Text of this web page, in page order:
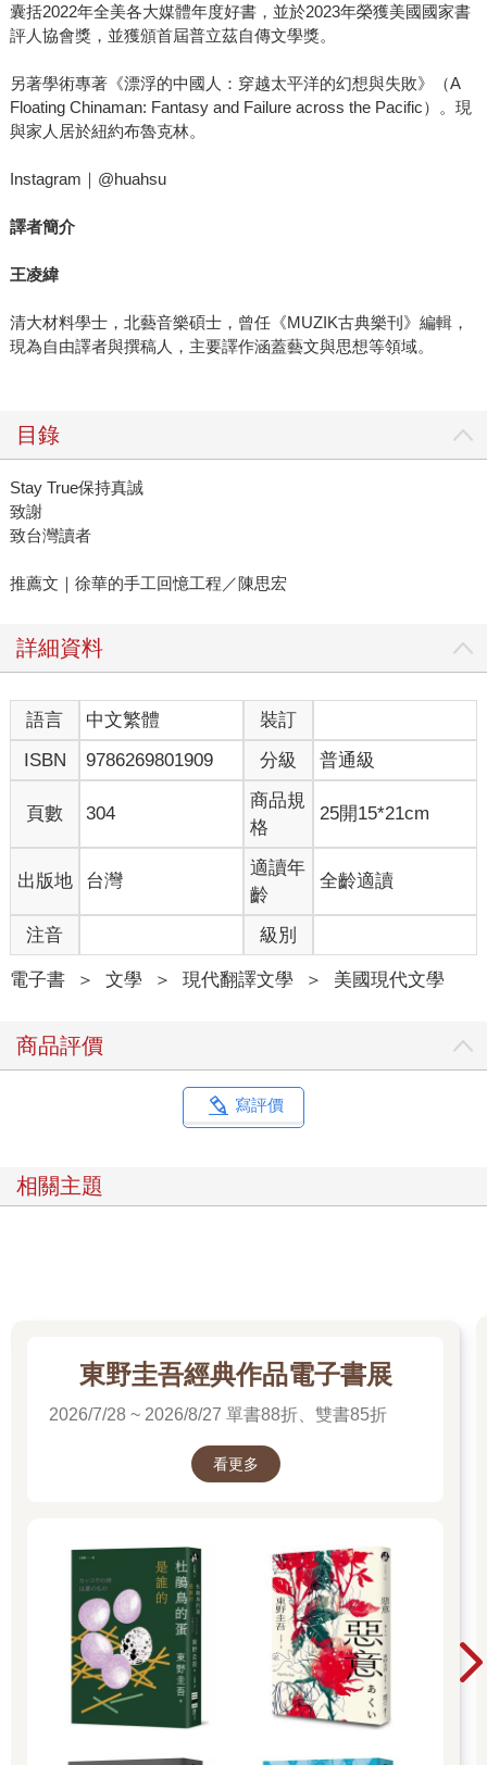
囊括2022年全美各大媒體年度好書，並於2023年榮獲美國國家書
評人協會獎，並獲頒首屆普立茲自傳文學獎。
另著學術專著《漂浮的中國人：穿越太平洋的幻想與失敗》（A
Floating Chinaman: Fantasy and Failure across the Pacific）。現
與家人居於紐約布魯克林。
Instagram｜@huahsu
譯者簡介
王凌緯
清大材料學士，北藝音樂碩士，曾任《MUZIK古典樂刊》編輯，
現為自由譯者與撰稿人，主要譯作涵蓋藝文與思想等領域。
目錄
Stay True保持真誠
致謝
致台灣讀者
推薦文｜徐華的手工回憶工程／陳思宏
詳細資料
語言 中文繁體
裝訂
ISBN
9786269801909 分級 普通級
頁數 304
商品規
格
25開15*21cm
出版地 台灣
適讀年
齡
全齡適讀
注音 級別
電子書 ＞ 文學 ＞ 現代翻譯文學 ＞ 美國現代文學
商品評價
寫評價
相關主題
東野圭吾經典作品電子書展
2026/7/28 ~ 2026/8/27 單書88折、雙書85折
看更多